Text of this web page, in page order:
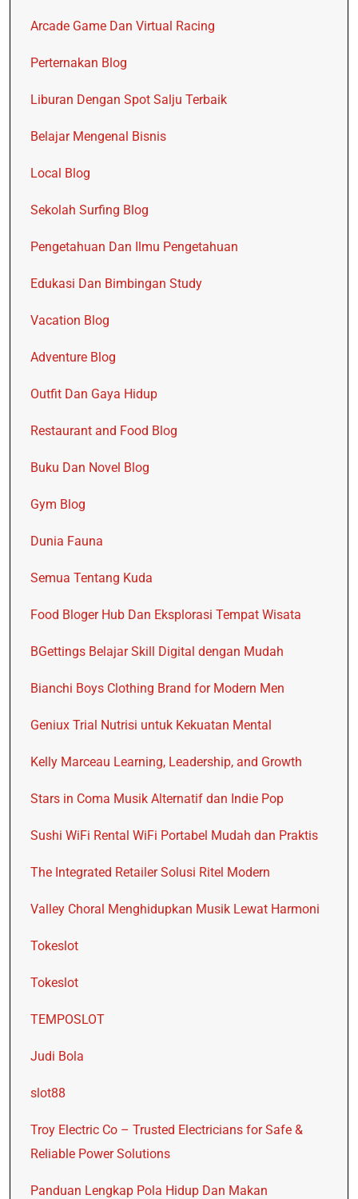
Arcade Game Dan Virtual Racing
Perternakan Blog
Liburan Dengan Spot Salju Terbaik
Belajar Mengenal Bisnis
Local Blog
Sekolah Surfing Blog
Pengetahuan Dan Ilmu Pengetahuan
Edukasi Dan Bimbingan Study
Vacation Blog
Adventure Blog
Outfit Dan Gaya Hidup
Restaurant and Food Blog
Buku Dan Novel Blog
Gym Blog
Dunia Fauna
Semua Tentang Kuda
Food Bloger Hub Dan Eksplorasi Tempat Wisata
BGettings Belajar Skill Digital dengan Mudah
Bianchi Boys Clothing Brand for Modern Men
Geniux Trial Nutrisi untuk Kekuatan Mental
Kelly Marceau Learning, Leadership, and Growth
Stars in Coma Musik Alternatif dan Indie Pop
Sushi WiFi Rental WiFi Portabel Mudah dan Praktis
The Integrated Retailer Solusi Ritel Modern
Valley Choral Menghidupkan Musik Lewat Harmoni
Tokeslot
Tokeslot
TEMPOSLOT
Judi Bola
slot88
Troy Electric Co – Trusted Electricians for Safe &
Reliable Power Solutions
Panduan Lengkap Pola Hidup Dan Makan